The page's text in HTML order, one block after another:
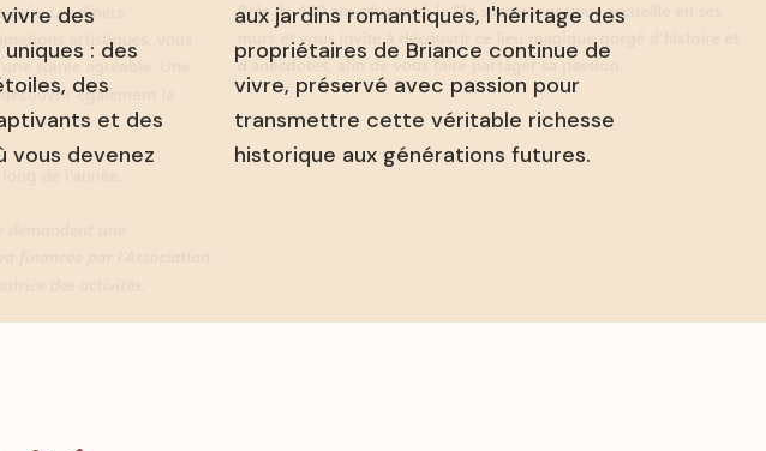
des
: des
des
et des
vous devenez
aux jardins romantiques, l'héritage des
propriétaires de Briance continue de
vivre, préservé avec passion pour
transmettre cette véritable richesse
historique aux générations futures.